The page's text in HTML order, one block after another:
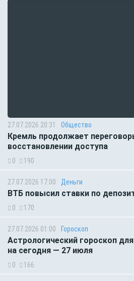
27.07.2026 20:31 Общество
Кремль продолжает
восстановлении доступа
0 190
27.07.2026 17:00 Деньги
ВТБ повысил ставки по
0 170
27.07.2026 01:00 Гороскоп
Астрологический гороскоп
на сегодня — 27 июля
0 166